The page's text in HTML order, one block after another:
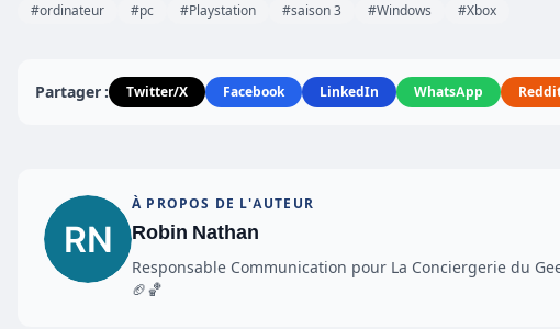
#ordinateur
#pc #Playstation #saison 3 #Windows #Xbox
Partager : Twitter/X Facebook LinkedIn WhatsApp
À PROPOS DE L'AUTEUR
Robin Nathan
Responsable Communication pour La Conciergerie du
🏈🏀